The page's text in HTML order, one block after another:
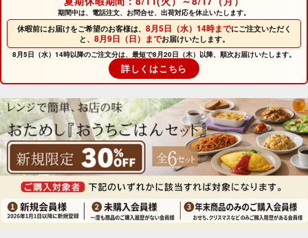
期間中は、電話注文、お問合せ、出荷対応を休止いたします。
休暇前にお届けをご希望のお客様は、 8月5日（水）14時までにご注文いただく
と、 8月9日（日）までお届けいたします。
8月5日（水）14時以降のご注文分は、最短で8月20日（木）以降、順次お届けいたします。
詳しくはこちら